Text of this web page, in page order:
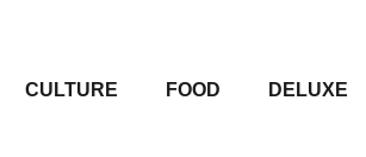
CULTURE FOOD DELUXE